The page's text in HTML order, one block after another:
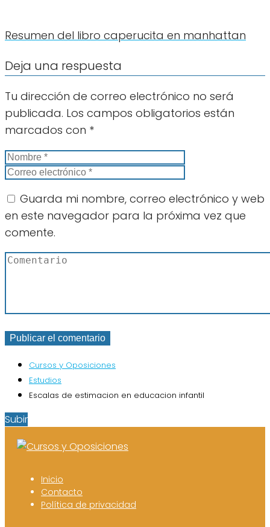
Resumen del libro caperucita en manhattan
Deja una respuesta
Tu dirección de correo electrónico no será
publicada. Los campos obligatorios están
marcados con *
Guarda mi nombre, correo electrónico y web
en este navegador para la próxima vez que
comente.
Cursos y Oposiciones
Estudios
Escalas de estimacion en educacion infantil
Subir
Inicio
Contacto
Política de privacidad